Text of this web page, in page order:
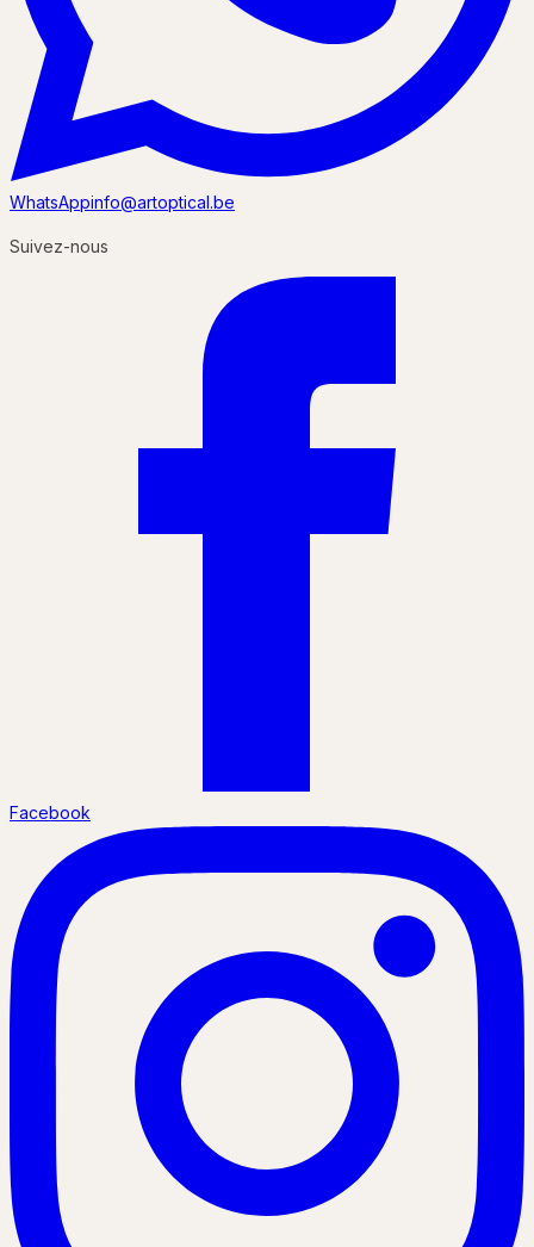
WhatsAppinfo@artoptical.be
Suivez-nous
Facebook